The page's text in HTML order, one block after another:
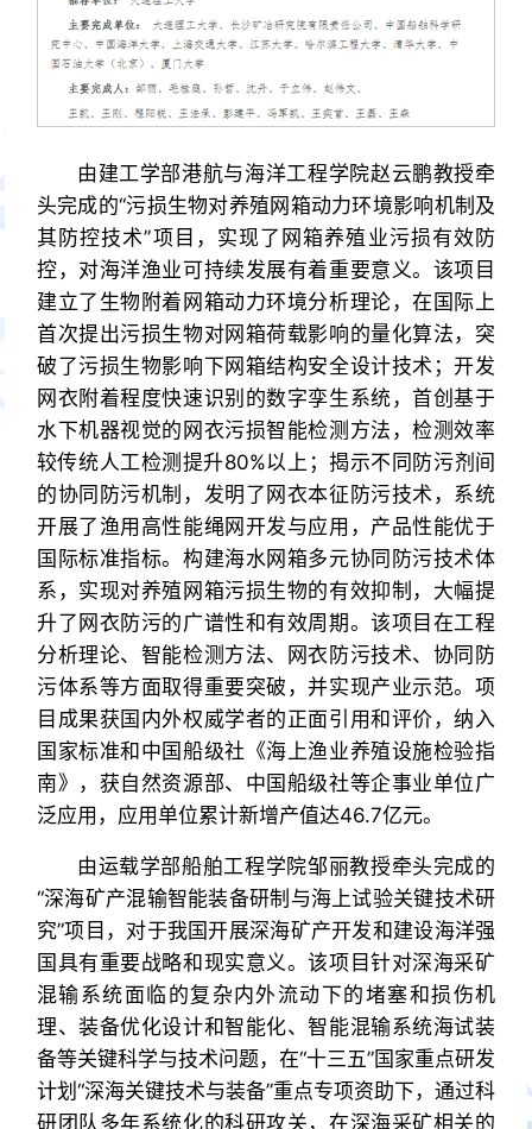
由建工学部港航与海洋工程学院赵云鹏教授牵
头完成的“污损生物对养殖网箱动力环境影响机制及
其防控技术”项目，实现了网箱养殖业污损有效防
控，对海洋渔业可持续发展有着重要意义。该项目
建立了生物附着网箱动力环境分析理论，在国际上
首次提出污损生物对网箱荷载影响的量化算法，突
破了污损生物影响下网箱结构安全设计技术；开发
网衣附着程度快速识别的数字孪生系统，首创基于
水下机器视觉的网衣污损智能检测方法，检测效率
较传统人工检测提升80%以上；揭示不同防污剂间
的协同防污机制，发明了网衣本征防污技术，系统
开展了渔用高性能绳网开发与应用，产品性能优于
国际标准指标。构建海水网箱多元协同防污技术体
系，实现对养殖网箱污损生物的有效抑制，大幅提
升了网衣防污的广谱性和有效周期。该项目在工程
分析理论、智能检测方法、网衣防污技术、协同防
污体系等方面取得重要突破，并实现产业示范。项
目成果获国内外权威学者的正面引用和评价，纳入
国家标准和中国船级社《海上渔业养殖设施检验指
南》，获自然资源部、中国船级社等企事业单位广
泛应用，应用单位累计新增产值达46.7亿元。
由运载学部船舶工程学院邹丽教授牵头完成的
“深海矿产混输智能装备研制与海上试验关键技术研
究”项目，对于我国开展深海矿产开发和建设海洋强
国具有重要战略和现实意义。该项目针对深海采矿
混输系统面临的复杂内外流动下的堵塞和损伤机
理、装备优化设计和智能化、智能混输系统海试装
备等关键科学与技术问题，在“十三五”国家重点研发
计划“深海关键技术与装备”重点专项资助下，通过科
研团队多年系统化的科研攻关，在深海采矿相关的